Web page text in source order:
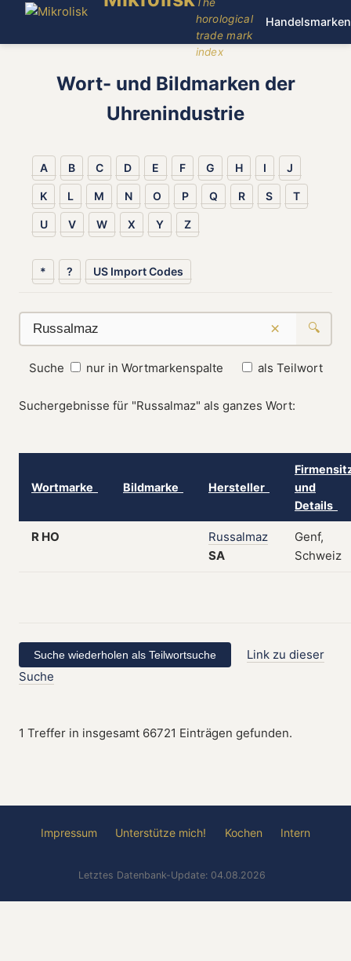
horological
trade mark
index
Handelsmarken
Wort- und Bildmarken der
Uhrenindustrie
A B C D E F G H I J
K L M N O P Q R S T
U V W X Y Z
* ? US Import Codes
× 🔍
Suche nur in Wortmarkenspalte als Teilwort
Suchergebnisse für "Russalmaz" als ganzes Wort:
Wortmarke Bildmarke Hersteller
und
Details
R HO
Russalmaz
SA
Genf,
Schweiz
Link zu dieser
Suche
1 Treffer in insgesamt 66721 Einträgen gefunden.
Impressum Unterstütze mich! Kochen Intern
Letztes Datenbank-Update: 04.08.2026